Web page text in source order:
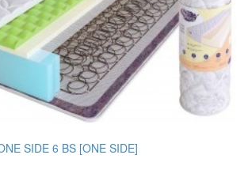
SIDE 6 BS [ONE SIDE]